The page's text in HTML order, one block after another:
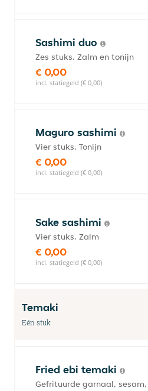
Sashimi duo
Zes stuks. Zalm en tonijn
€ 0,00
incl. statiegeld (€ 0,00)
Maguro sashimi
Vier stuks. Tonijn
€ 0,00
incl. statiegeld (€ 0,00)
Sake sashimi
Vier stuks. Zalm
€ 0,00
incl. statiegeld (€ 0,00)
Temaki
Eén stuk
Fried ebi temaki
Gefrituurde garnaal,